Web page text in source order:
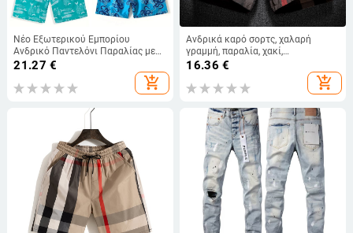
Νέο Εξωτερικού Εμπορίου
Ανδρικό Παντελόνι Παραλίας με
Χαβανέζικη Στάμπα, Ευρωπαϊκό
και Αμερικανικό Σορτς Παραλίας
με Floral Στάμπα Ανδρικά,
21.27 €
add_shopping_cart
Ανδρικά καρό σορτς, χαλαρή
γραμμή, παραλία, χακί,
πολυεστέρας
16.36 €
add_shopping_cart